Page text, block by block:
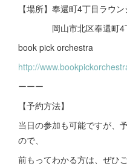
【場所】奉還町4丁目ラウ
岡山市北区奉還町4
book pick orchestra
http://
ーーー
【予約方法】
当日の参加も可能ですが、
ので、
前もってわかる方は、ぜひ